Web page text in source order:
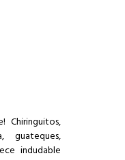
Chiringuitos,
guateques,
indudable